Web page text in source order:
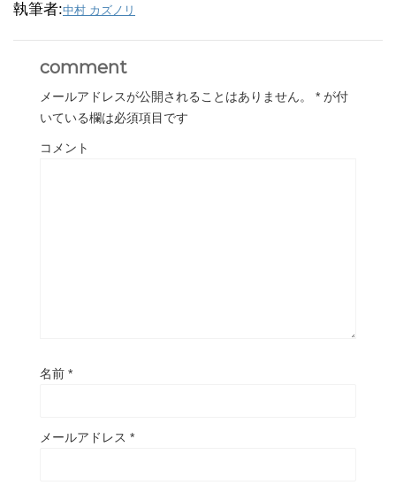
執筆者:中村 カズノリ
comment
メールアドレスが公開されることはありません。 * が付
いている欄は必須項目です
コメント
名前 *
メールアドレス *